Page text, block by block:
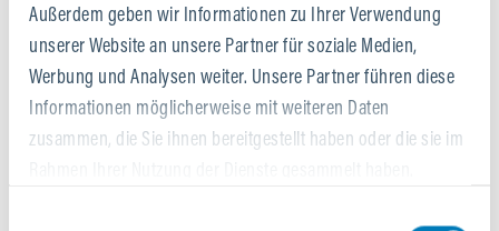
Außerdem geben wir Informationen zu Ihrer Verwendung
unserer Website an unsere Partner für soziale Medien,
Werbung und Analysen weiter. Unsere Partner führen diese
Informationen möglicherweise mit weiteren Daten
zusammen, die Sie ihnen bereitgestellt haben oder die sie im